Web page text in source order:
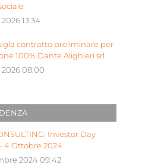
13:34
contratto preliminare per
100% Dante Alighieri srl
08:00
Investor Day
4 Ottobre 2024
2024 09:42